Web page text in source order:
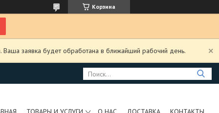
Корзина
заявка будет обработана в ближайший рабочий день.